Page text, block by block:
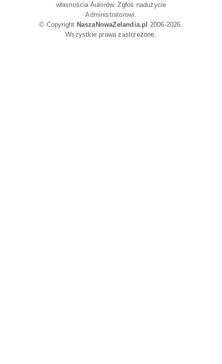
własnościa Autorów. Zgłoś nadużycie
Administratorowi
© Copyright NaszaNowaZelandia.pl 2006-2026.
Wszystkie prawa zastrzeżone.